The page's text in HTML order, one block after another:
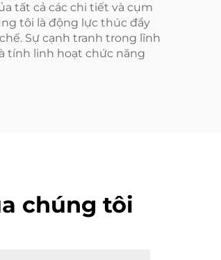
tất cả các chi tiết và cụm
tôi là động lực thúc đẩy
Sự cạnh tranh trong lĩnh
tính linh hoạt chức năng
chúng tôi